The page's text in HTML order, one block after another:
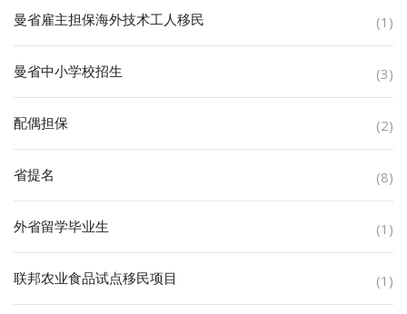
曼省雇主担保海外技术工人移民 (1)
曼省中小学校招生 (3)
配偶担保 (2)
省提名 (8)
外省留学毕业生 (1)
联邦农业食品试点移民项目 (1)